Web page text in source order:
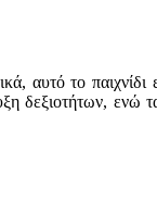
αυτό το παιχνίδι
δεξιοτήτων, ενώ